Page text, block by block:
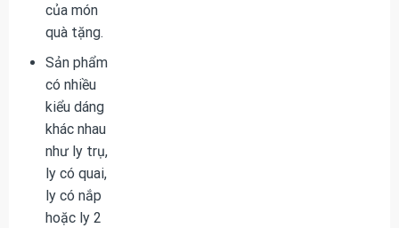
của món
quà tặng.
Sản phẩm
có nhiều
kiểu dáng
khác nhau
như ly trụ,
ly có quai,
ly có nắp
hoặc ly 2